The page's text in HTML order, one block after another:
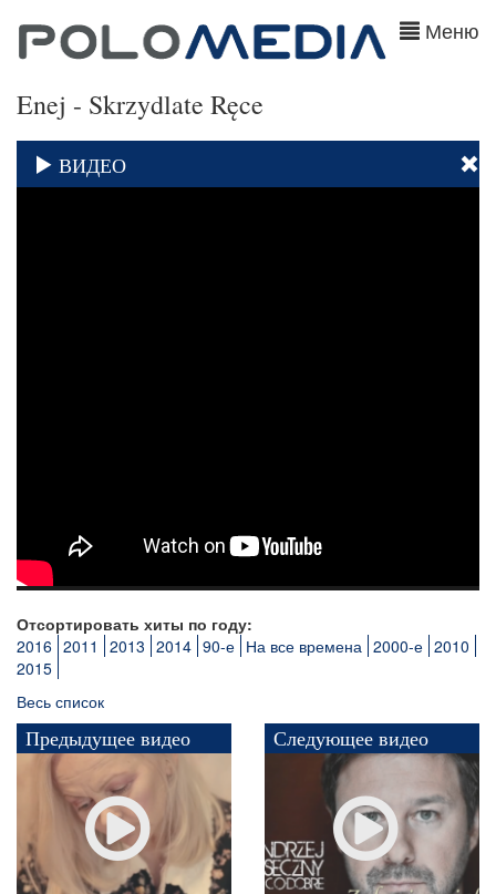
Меню
Enej - Skrzydlate Ręce
ВИДЕО
Отсортировать хиты по году:
2016 2011 2013 2014 90-е На все времена 2000-е 2010
2015
Весь список
Предыдущее видео Следующее видео